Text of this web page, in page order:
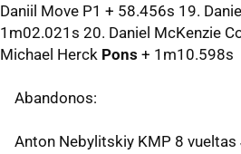
Daniil Move P1 + 58.456s 19.
1m02.021s 20. Daniel McKenzie
Michael Herck Pons + 1m10.598s
Abandonos:
Anton Nebylitskiy KMP 8 vueltas